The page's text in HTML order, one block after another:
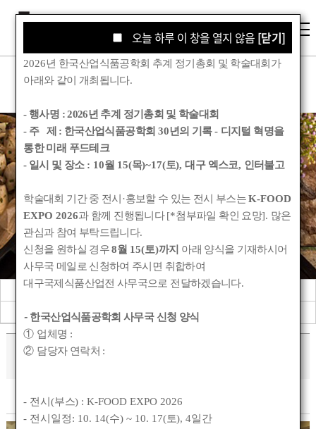
학회소식
Korean Society for Food Engineering
공지사항
관련기관소식
회원동정
2023 춘계 학술대회
작성자 : 관리자 작성일 :2023-05-09 00:04
오늘 하루 이 창을 열지 않음 [닫기]
오늘 하루 이 창을 열지 않음 [닫기]
2026년 한국산업식품공학회 추계 정기총회 및 학술대회가
아래와 같이 개최됩니다.
- 행사명 :2026년 추계 정기총회 및 학술대회
- 주 제 : 한국산업식품공학회 30년의 기록- 디지털 혁명을
통한 미래 푸드테크
- 일시 및 장소 : 10월 15(목)~17(토),대구 엑스코, 인터불고
학술대회 기간 중 전시 ·홍보할 수 있는 전시 부스는K-FOOD
EXPO 2026과 함께 진행됩니다[*첨부파일 확인 요망]. 많은
관심과 참여 부탁드립니다.
신청을 원하실 경우8월 15(토)까지 아래 양식을 기재하시어
사무국 메일로 신청하여 주시면 취합하여
대구국제식품산업전 사무국으로 전달하겠습니다.
- 한국산업식품공학회 사무국 신청 양식
① 업체명 :
② 담당자 연락처 :
- 전시(부스) : K-FOOD EXPO 2026
- 전시일정: 10. 14(수) ~ 10. 17(토), 4일간